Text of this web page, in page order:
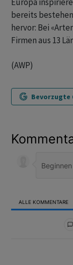
bereits
hervor: Bei
Firmen aus 13
(AWP)
Bevorzugte
ALLE KOMMENTARE